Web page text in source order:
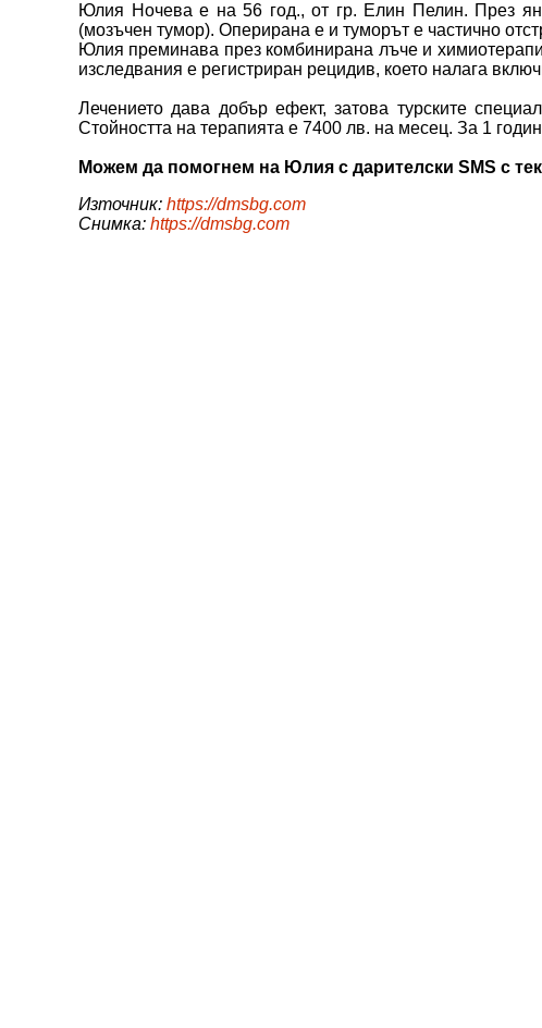
Юлия Ночева е на 56 год., от гр. Елин Пелин. През
(мозъчен тумор). Оперирана е и туморът е частично
Юлия преминава през комбинирана лъче и
изследвания е регистриран рецидив, което налага
Лечението дава добър ефект, затова турските
Стойността на терапията е 7400 лв. на месец. За 1
Можем да помогнем на Юлия с дарителски SMS с
Източник: https://dmsbg.com
Снимка: https://dmsbg.com